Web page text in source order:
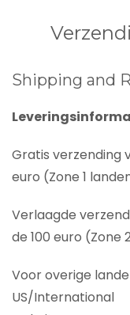
Shipping and
Gratis verzending
euro (Zone 1
Verlaagde
de 100 euro (Zone
Voor overige
US/International